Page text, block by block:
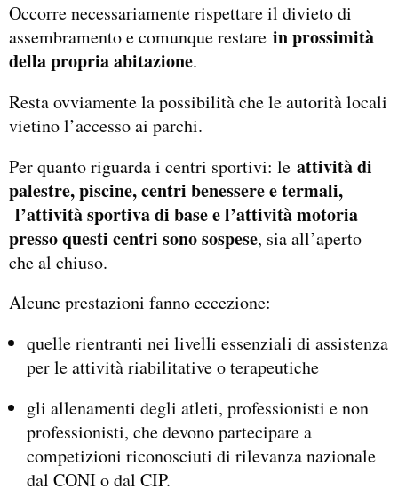
Occorre necessariamente rispettare il divieto di
assembramento e comunque restare in prossimità
della propria abitazione.
Resta ovviamente la possibilità che le autorità locali
vietino l’accesso ai parchi.
Per quanto riguarda i centri sportivi: le attività di
palestre, piscine, centri benessere e termali,
l’attività sportiva di base e l’attività motoria
presso questi centri sono sospese, sia all’aperto
che al chiuso.
Alcune prestazioni fanno eccezione:
quelle rientranti nei livelli essenziali di assistenza
per le attività riabilitative o terapeutiche
gli allenamenti degli atleti, professionisti e non
professionisti, che devono partecipare a
competizioni riconosciuti di rilevanza nazionale
dal CONI o dal CIP.